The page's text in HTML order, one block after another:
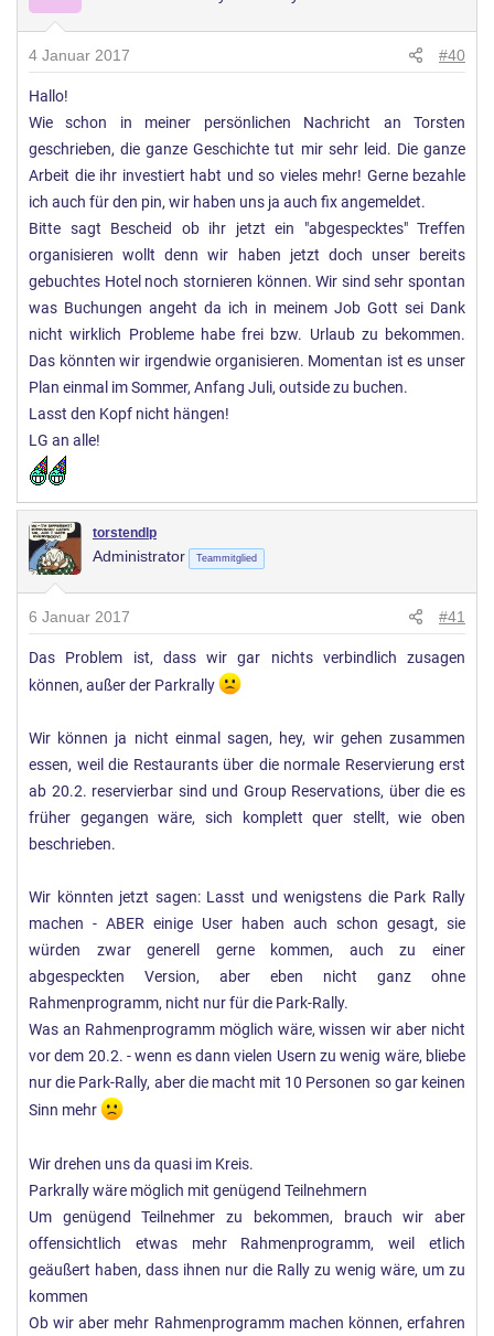
4 Januar 2017 #40
Hallo!
Wie schon in meiner persönlichen Nachricht an Torsten
geschrieben, die ganze Geschichte tut mir sehr leid. Die ganze
Arbeit die ihr investiert habt und so vieles mehr! Gerne bezahle
ich auch für den pin, wir haben uns ja auch fix angemeldet.
Bitte sagt Bescheid ob ihr jetzt ein "abgespecktes" Treffen
organisieren wollt denn wir haben jetzt doch unser bereits
gebuchtes Hotel noch stornieren können. Wir sind sehr spontan
was Buchungen angeht da ich in meinem Job Gott sei Dank
nicht wirklich Probleme habe frei bzw. Urlaub zu bekommen.
Das könnten wir irgendwie organisieren. Momentan ist es unser
Plan einmal im Sommer, Anfang Juli, outside zu buchen.
Lasst den Kopf nicht hängen!
LG an alle!
torstendlp
Administrator Teammitglied
6 Januar 2017 #41
Das Problem ist, dass wir gar nichts verbindlich zusagen
können, außer der Parkrally
Wir können ja nicht einmal sagen, hey, wir gehen zusammen
essen, weil die Restaurants über die normale Reservierung erst
ab 20.2. reservierbar sind und Group Reservations, über die es
früher gegangen wäre, sich komplett quer stellt, wie oben
beschrieben.
Wir könnten jetzt sagen: Lasst und wenigstens die Park Rally
machen - ABER einige User haben auch schon gesagt, sie
würden zwar generell gerne kommen, auch zu einer
abgespeckten Version, aber eben nicht ganz ohne
Rahmenprogramm, nicht nur für die Park-Rally.
Was an Rahmenprogramm möglich wäre, wissen wir aber nicht
vor dem 20.2. - wenn es dann vielen Usern zu wenig wäre, bliebe
nur die Park-Rally, aber die macht mit 10 Personen so gar keinen
Sinn mehr
Wir drehen uns da quasi im Kreis.
Parkrally wäre möglich mit genügend Teilnehmern
Um genügend Teilnehmer zu bekommen, brauch wir aber
offensichtlich etwas mehr Rahmenprogramm, weil etlich
geäußert haben, dass ihnen nur die Rally zu wenig wäre, um zu
kommen
Ob wir aber mehr Rahmenprogramm machen können, erfahren